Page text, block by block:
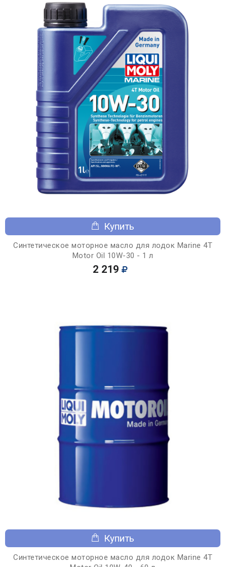
Купить
Синтетическое моторное масло для лодок Marine 4T
Motor Oil 10W-30 - 1 л
2 219
Купить
Синтетическое моторное масло для лодок Marine 4T